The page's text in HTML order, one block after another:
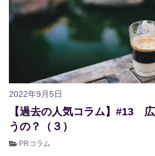
2022年9月5日
【過去の人気コラム】#13
うの？（３）
PRコラム